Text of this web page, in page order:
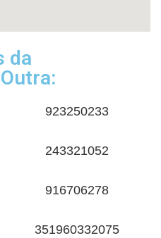
da
923250233
243321052
916706278
351960332075